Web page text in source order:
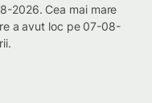
2026. Cea mai mare
a avut loc pe 07-08-